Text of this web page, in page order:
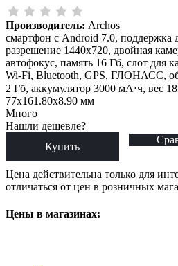
Производитель: Archos
смартфон с Android 7.0, поддержка
разрешение 1440x720, двойная
автофокус, память 16 Гб, слот для
Wi-Fi, Bluetooth, GPS, ГЛОНАСС,
2 Гб, аккумулятор 3000 мА⋅ч, вес
77x161.80x8.90 мм
Много
Нашли дешевле?
Купить
Цена действительна только для
отличаться от цен в розничных
Цены в магазинах: